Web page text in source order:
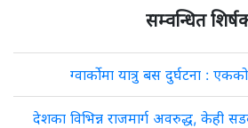
सम्वन्धित
ग्वार्कोमा यात्रु बस दुर्घटना :
देशका विभिन्न राजमार्ग अवरुद्ध, केही